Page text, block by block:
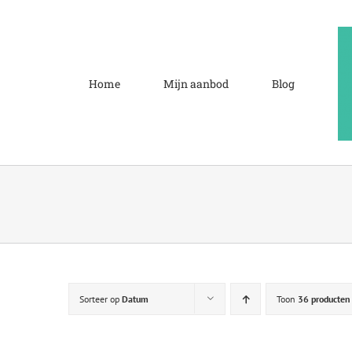
Home Mijn aanbod Blog
Sorteer op Datum Toon 36 producten